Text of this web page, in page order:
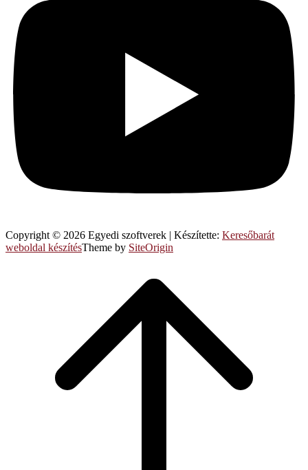
Copyright © 2026 Egyedi szoftverek | Készítette: Keresőbarát
weboldal készítésTheme by SiteOrigin